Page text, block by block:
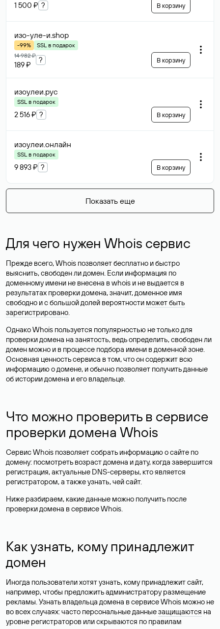
1 500 ₽ ? В корзину
изо-уле-и.shop
-99%
SSL в подарок
14 982 ₽
189 ₽
? В корзину
изоулеи.рус
SSL в подарок
2 516 ₽ ? В корзину
изоулеи.онлайн
SSL в подарок
9 893 ₽ ? В корзину
Показать еще
Для чего нужен Whois сервис
Прежде всего, Whois позволяет бесплатно и быстро
выяснить, свободен ли домен. Если информация по
доменному имени не внесена в whois и не выдается в
результатах проверки домена, значит, доменное имя
свободно и с большой долей вероятности может быть
зарегистрировано.
Однако Whois пользуется популярностью не только для
проверки домена на занятость, ведь определить, свободен ли
домен можно и в процессе подбора имени в доменной зоне.
Основная ценность сервиса в том, что он содержит всю
информацию о домене, и обычно позволяет получить данные
об истории домена и его владельце.
Что можно проверить в сервисе
проверки домена Whois
Сервис Whois позволяет собрать информацию о сайте по
домену: посмотреть возраст домена и дату, когда завершится
регистрация, актуальные DNS-серверы, кто является
регистратором, а также узнать, чей сайт.
Ниже разбираем, какие данные можно получить после
проверки домена в сервисе Whois.
Как узнать, кому принадлежит
домен
Иногда пользователи хотят узнать, кому принадлежит сайт,
например, чтобы предложить администратору размещение
рекламы. Узнать владельца домена в сервисе Whois можно не
во всех случаях: часто персональные данныезащищаются на
уровне регистраторов или скрываются по правилам